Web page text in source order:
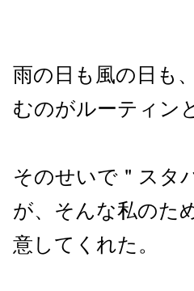
雨の日も風の日も
むのがルーティン
そのせいで＂スタ
が、そんな私のた
意してくれた。